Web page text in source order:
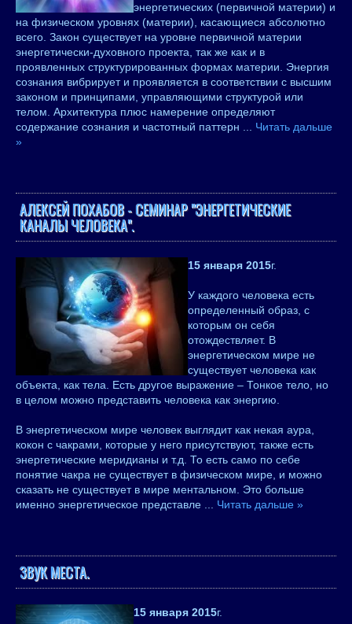
энергетических (первичной материи) и
на физическом уровнях (материи), касающиеся абсолютно
всего. Закон существует на уровне первичной материи
энергетически-духовного проекта, так же как и в
проявленных структурированных формах материи. Энергия
сознания вибрирует и проявляется в соответствии с высшим
законом и принципами, управляющими структурой или
телом. Архитектура плюс намерение определяют
содержание сознания и частотный паттерн
Читать дальше
»
АЛЕКСЕЙ ПОХАБОВ - СЕМИНАР "ЭНЕРГЕТИЧЕСКИЕ
КАНАЛЫ ЧЕЛОВЕКА".
15 января 2015г.
У каждого человека есть
определенный образ, с
которым он себя
отождествляет. В
энергетическом мире не
существует человека как
объекта, как тела. Есть другое выражение – Тонкое тело, но
в целом можно представить человека как энергию.
В энергетическом мире человек выглядит как некая аура,
кокон с чакрами, которые у него присутствуют, также есть
энергетические меридианы и т.д. То есть само по себе
понятие чакра не существует в физическом мире, и можно
сказать не существует в мире ментальном. Это больше
именно энергетическое представле
Читать дальше »
ЗВУК МЕСТА.
15 января 2015г.